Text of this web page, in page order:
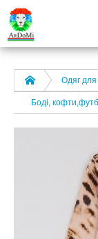
Одяг для
Боді,